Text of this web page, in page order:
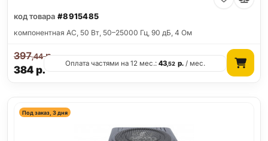
код товара #8915485
компонентная АС, 50 Вт, 50–25000 Гц, 90 дБ, 4 Ом
384р.
397,44р.
Оплата частями на 12 мес.:43,52 р./ мес.
Под заказ, 3 дня